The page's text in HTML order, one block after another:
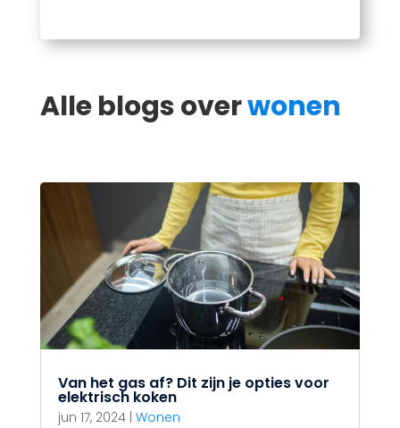
Alle blogs overwonen
Van het gas af? Dit zijn je opties voor
elektrisch koken
jun 17, 2024| Wonen